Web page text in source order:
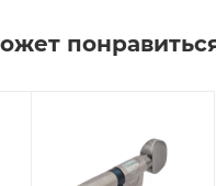
отображена в
Фактом